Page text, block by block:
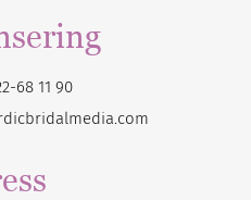
68 11 90